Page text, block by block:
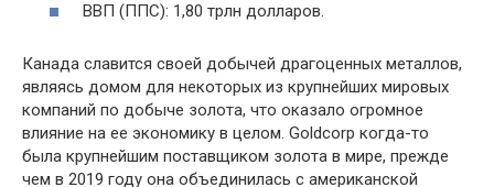
ВВП (ППС): 1,80 трлн долларов.
Канада славится своей добычей драгоценных металлов,
являясь домом для некоторых из крупнейших мировых
компаний по добыче золота, что оказало огромное
влияние на ее экономику в целом. Goldcorp когда-то
была крупнейшим поставщиком золота в мире, прежде
чем в 2019 году она объединилась с американской